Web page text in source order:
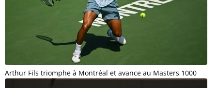
Arthur Fils triomphe à Montréal et avance au Masters 1000